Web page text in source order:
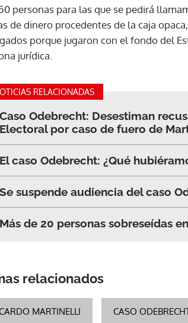
personas para las que se pedirá
de dinero procedentes de la caja
porque jugaron con el fondo del
jurídica.
RELACIONADAS
Caso Odebrecht: Desestiman
Electoral por caso de fuero de
El caso Odebrecht: ¿Qué
Se suspende audiencia del caso
Más de 20 personas sobreseídas
relacionados
MARTINELLI CASO